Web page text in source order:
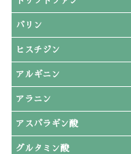
バリン
ヒスチジン
アルギニン
アラニン
アスパラギン酸
グルタミン酸